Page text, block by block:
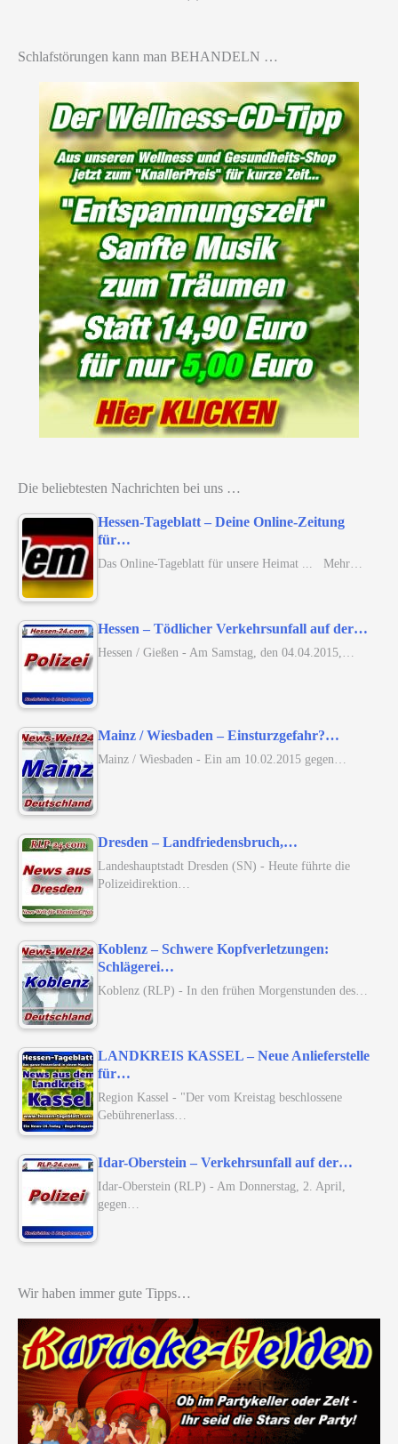
Schlafstörungen kann man BEHANDELN …
Die beliebtesten Nachrichten bei uns …
Hessen-Tageblatt – Deine Online-Zeitung
für…
Das Online-Tageblatt für unsere Heimat ... Mehr…
Hessen – Tödlicher Verkehrsunfall auf der…
Hessen / Gießen - Am Samstag, den 04.04.2015,…
Mainz / Wiesbaden – Einsturzgefahr?…
Mainz / Wiesbaden - Ein am 10.02.2015 gegen…
Dresden – Landfriedensbruch,…
Landeshauptstadt Dresden (SN) - Heute führte die
Polizeidirektion…
Koblenz – Schwere Kopfverletzungen:
Schlägerei…
Koblenz (RLP) - In den frühen Morgenstunden des…
LANDKREIS KASSEL – Neue Anlieferstelle
für…
Region Kassel - "Der vom Kreistag beschlossene
Gebührenerlass…
Idar-Oberstein – Verkehrsunfall auf der…
Idar-Oberstein (RLP) - Am Donnerstag, 2. April,
gegen…
Wir haben immer gute Tipps…